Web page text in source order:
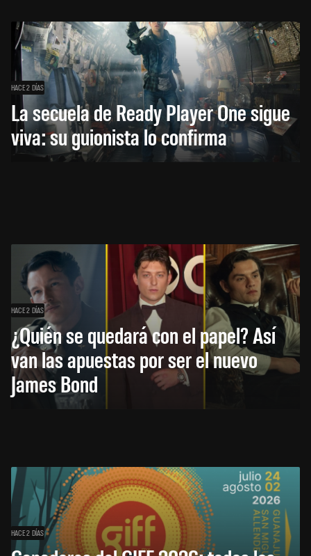
HACE 2 DÍAS
La secuela de Ready Player One sigue
viva: su guionista lo confirma
HACE 2 DÍAS
¿Quién se quedará con el papel? Así
van las apuestas por ser el nuevo
James Bond
HACE 2 DÍAS